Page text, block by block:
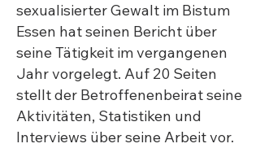
sexualisierter Gewalt im Bistum
Essen hat seinen Bericht über
seine Tätigkeit im vergangenen
Jahr vorgelegt. Auf 20 Seiten
stellt der Betroffenenbeirat seine
Aktivitäten, Statistiken und
Interviews über seine Arbeit vor.